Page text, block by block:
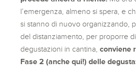
l’emergenza, almeno si spera, e
si stanno di nuovo organizzando,
del distanziamento, per proporre
degustazioni in cantina,conviene
Fase 2 (anche qui!) delle